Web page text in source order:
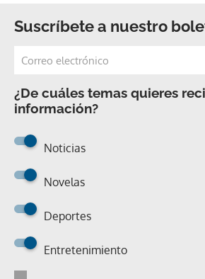
Suscríbete a nuestro
¿De cuáles temas quieres
información?
Noticias
Novelas
Deportes
Entretenimiento